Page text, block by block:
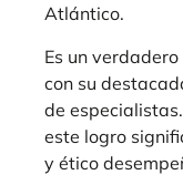
Atlántico.
Es un
con su
de
este logro
y ético